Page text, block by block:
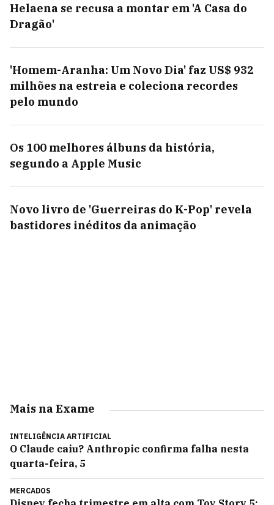
Helaena se recusa a montar em 'A Casa do
Dragão'
'Homem-Aranha: Um Novo Dia' faz US$ 932
milhões na estreia e coleciona recordes
pelo mundo
Os 100 melhores álbuns da história,
segundo a Apple Music
Novo livro de 'Guerreiras do K-Pop' revela
bastidores inéditos da animação
Mais na Exame
INTELIGÊNCIA ARTIFICIAL
O Claude caiu? Anthropic confirma falha nesta
quarta-feira, 5
MERCADOS